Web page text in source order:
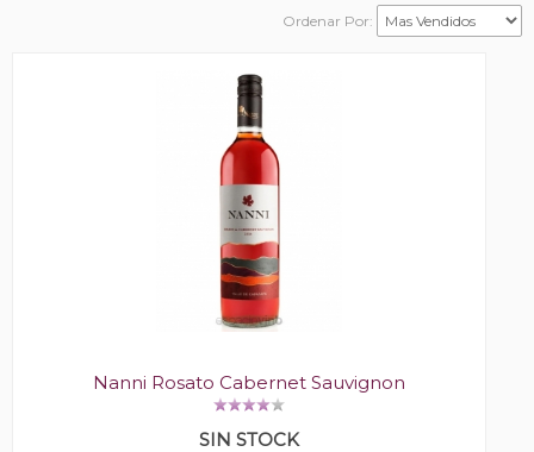
Ordenar Por:
Nanni Rosato Cabernet Sauvignon
SIN STOCK